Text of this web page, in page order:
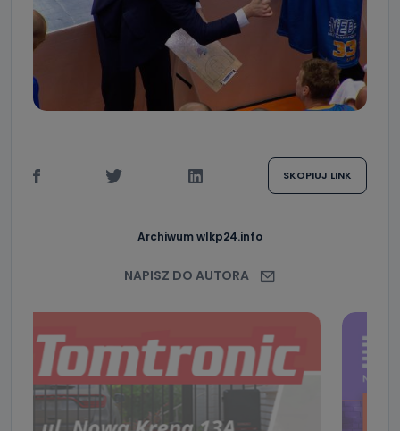
SKOPIUJ LINK
Archiwum wlkp24.info
NAPISZ DO AUTORA